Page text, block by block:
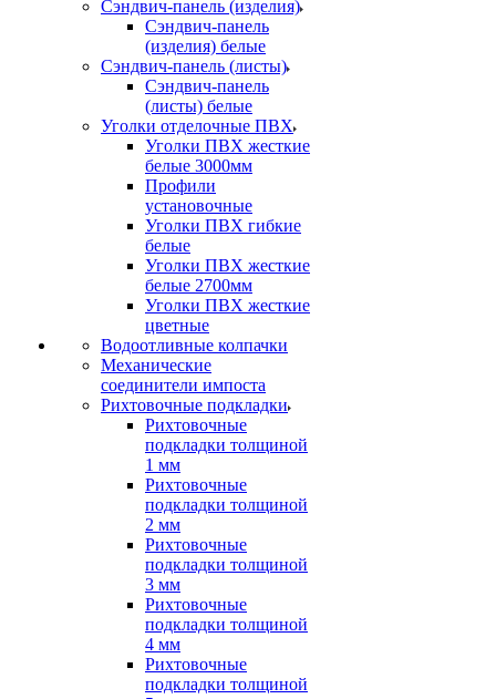
Сэндвич-панель (изделия)
Сэндвич-панель
(изделия) белые
Сэндвич-панель (листы)
Сэндвич-панель
(листы) белые
Уголки отделочные ПВХ
Уголки ПВХ жесткие
белые 3000мм
Профили
установочные
Уголки ПВХ гибкие
белые
Уголки ПВХ жесткие
белые 2700мм
Уголки ПВХ жесткие
цветные
Водоотливные колпачки
Механические
соединители импоста
Рихтовочные подкладки
Рихтовочные
подкладки толщиной
1 мм
Рихтовочные
подкладки толщиной
2 мм
Рихтовочные
подкладки толщиной
3 мм
Рихтовочные
подкладки толщиной
4 мм
Рихтовочные
подкладки толщиной